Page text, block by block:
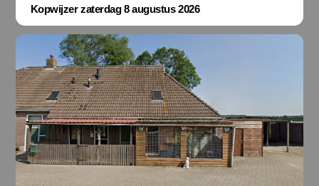
Kopwijzer zaterdag 8 augustus 2026